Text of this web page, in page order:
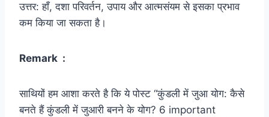
उत्तर: हाँ, दशा परिवर्तन, उपाय और आत्मसंयम से इसका प्रभाव
कम किया जा सकता है।
Remark :
साथियों हम आशा करते है कि ये पोस्ट “कुंडली में जुआ योग: कैसे
बनते हैं कुंडली में जुआरी बनने के योग? 6 important